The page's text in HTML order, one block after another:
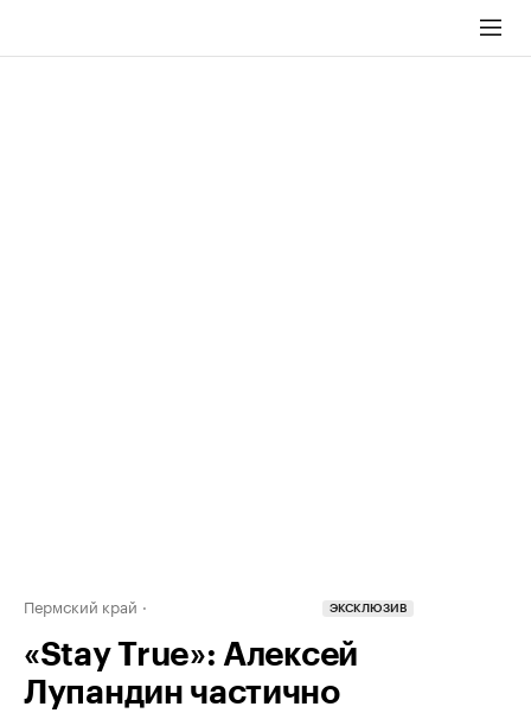
Пермский край ЭКСКЛЮЗИВ
«Stay True»: Алексей
Лупандин частично